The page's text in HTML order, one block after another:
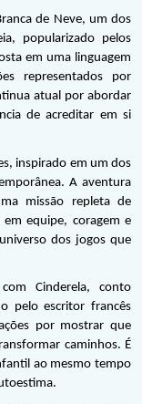
de Neve, um dos
popularizado pelos
em uma linguagem
representados por
atual por abordar
de acreditar em si
inspirado em um dos
A aventura
missão repleta de
equipe, coragem e
dos jogos que
Cinderela, conto
pelo escritor francês
por mostrar que
caminhos. É
ao mesmo tempo